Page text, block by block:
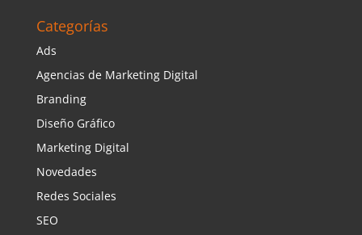
Categorías
Ads
Agencias de Marketing Digital
Branding
Diseño Gráfico
Marketing Digital
Novedades
Redes Sociales
SEO